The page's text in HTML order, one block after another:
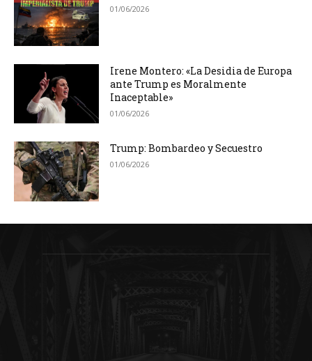
01/06/2026
Irene Montero: «La Desidia de Europa
ante Trump es Moralmente
Inaceptable»
01/06/2026
Trump: Bombardeo y Secuestro
01/06/2026